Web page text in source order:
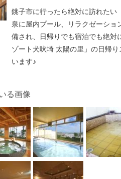
銚子市に行ったら絶対に訪れたい
泉に屋内プール、リラクゼーシ
備され、日帰りでも宿泊でも絶対
ゾート犬吠埼 太陽の里」の日帰
います♪
る画像